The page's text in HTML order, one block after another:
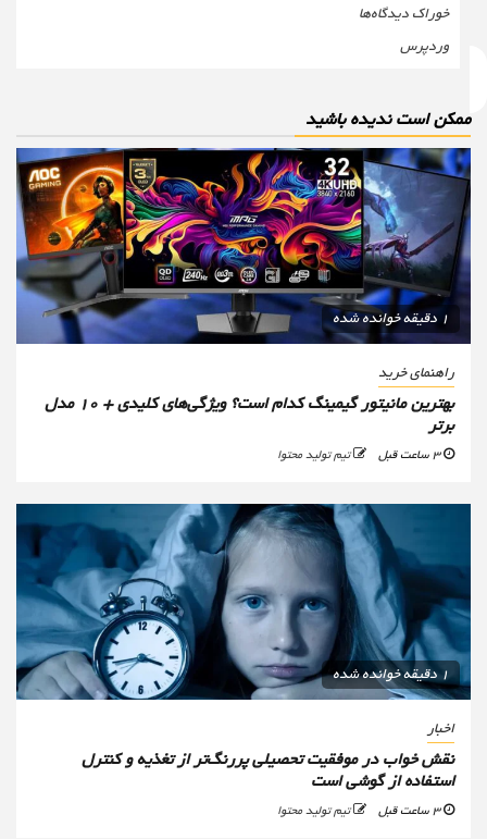
خوراک دیدگاه‌ها
وردپرس
است ندیده باشید
راهنمای خرید
بهترین مانیتور گیمینگ کدام است؟ ویژگی‌های کلیدی + 10 مدل
برتر
تیم تولید محتوا
1 دقیقه خوانده شده
اخبار
نقش خواب در موفقیت تحصیلی پررنگ‌تر از تغذیه و کنترل
استفاده از گوشی است
تیم تولید محتوا